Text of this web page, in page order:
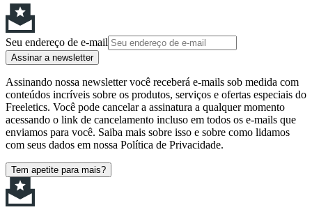
Seu endereço de e-mail
Assinar a newsletter
Assinando nossa newsletter você receberá e-mails sob medida com
conteúdos incríveis sobre os produtos, serviços e ofertas especiais do
Freeletics. Você pode cancelar a assinatura a qualquer momento
acessando o link de cancelamento incluso em todos os e-mails que
enviamos para você. Saiba mais sobre isso e sobre como lidamos
com seus dados em nossa Política de Privacidade.
Tem apetite para mais?